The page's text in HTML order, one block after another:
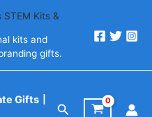
STEM Kits &
kits and
gifts.
Gifts丨
搜